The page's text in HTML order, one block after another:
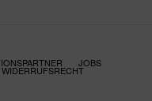
JOBS
WIDERRUFSRECHT